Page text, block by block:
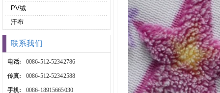
PV绒
汗布
联系我们
电话: 0086-512-52342786
传真: 0086-512-52342588
手机: 0086-18915665030